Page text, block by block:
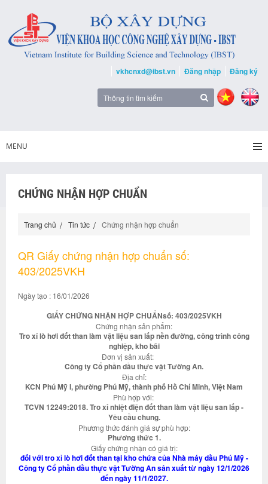
vkhcnxd@ibst.vn Đăng nhập Đăng ký
MENU
CHỨNG NHẬN HỢP CHUẨN
Trang chủ Tin tức Chứng nhận hợp chuẩn
QR Giấy chứng nhận hợp chuẩn số:
403/2025VKH
Ngày tạo : 16/01/2026
GIẤY CHỨNG NHẬN HỢP CHUẨNsố: 403/2025VKH
Chứng nhận sản phẩm:
Tro xỉ lò hơi đốt than làm vật liệu san lấp nền đường, công trình công
nghiệp, kho bãi
Đơn vị sản xuất:
Công ty Cổ phần dầu thực vật Tường An.
Địa chỉ:
KCN Phú Mỹ I, phường Phú Mỹ, thành phố Hồ Chí Minh, Việt Nam
Phù hợp với:
TCVN 12249:2018. Tro xỉ nhiệt điện đốt than làm vật liệu san lấp -
Yêu cầu chung.
Phương thức đánh giá sự phù hợp:
Phương thức 1.
Giấy chứng nhận có giá trị:
đối với tro xỉ lò hơi đốt than tại kho chứa của Nhà máy dầu Phú Mỹ -
Công ty Cổ phần dầu thực vật Tường An sản xuất từ ngày 12/1/2026
đến ngày 11/1/2027.